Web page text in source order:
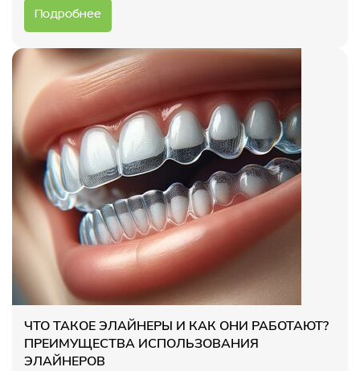
Подробнее
ЧТО ТАКОЕ ЭЛАЙНЕРЫ И КАК ОНИ РАБОТАЮТ?
ПРЕИМУЩЕСТВА ИСПОЛЬЗОВАНИЯ
ЭЛАЙНЕРОВ